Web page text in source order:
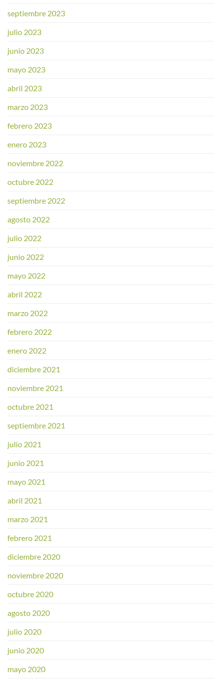
septiembre 2023
julio 2023
junio 2023
mayo 2023
abril 2023
marzo 2023
febrero 2023
enero 2023
noviembre 2022
octubre 2022
septiembre 2022
agosto 2022
julio 2022
junio 2022
mayo 2022
abril 2022
marzo 2022
febrero 2022
enero 2022
diciembre 2021
noviembre 2021
octubre 2021
septiembre 2021
julio 2021
junio 2021
mayo 2021
abril 2021
marzo 2021
febrero 2021
diciembre 2020
noviembre 2020
octubre 2020
agosto 2020
julio 2020
junio 2020
mayo 2020